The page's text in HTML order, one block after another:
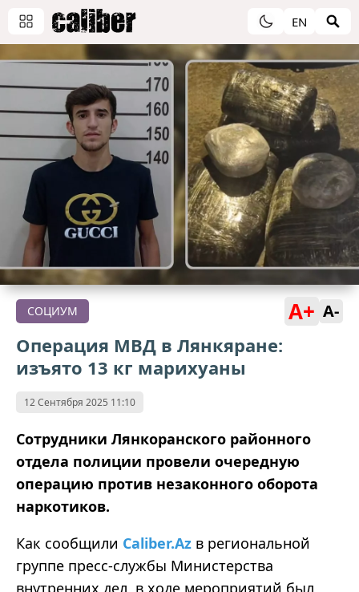
EN
СОЦИУМ A+ A-
Операция МВД в Лянкяране:
изъято 13 кг марихуаны
12 Сентября 2025 11:10
Сотрудники Лянкоранского районного
отдела полиции провели очередную
операцию против незаконного оборота
наркотиков.
Как сообщили Caliber.Az в региональной
группе пресс-службы Министерства
внутренних дел, в ходе мероприятий был